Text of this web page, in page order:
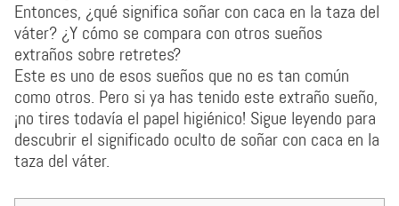
Entonces, ¿qué significa soñar con caca en la taza del
váter? ¿Y cómo se compara con otros sueños
extraños sobre retretes?
Este es uno de esos sueños que no es tan común
como otros. Pero si ya has tenido este extraño sueño,
¡no tires todavía el papel higiénico! Sigue leyendo para
descubrir el significado oculto de soñar con caca en la
taza del váter.